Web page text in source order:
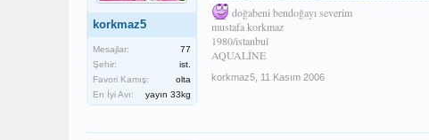
korkmaz5
Mesajlar:
77
Şehir:
ist.
Favori Kamış:
olta
En İyi Avı:
yayın 33kg
doğabeni bendoğayı severim
mustafa korkmaz
1980/istanbul
AQUALİNE
korkmaz5 11 Kasım 2006